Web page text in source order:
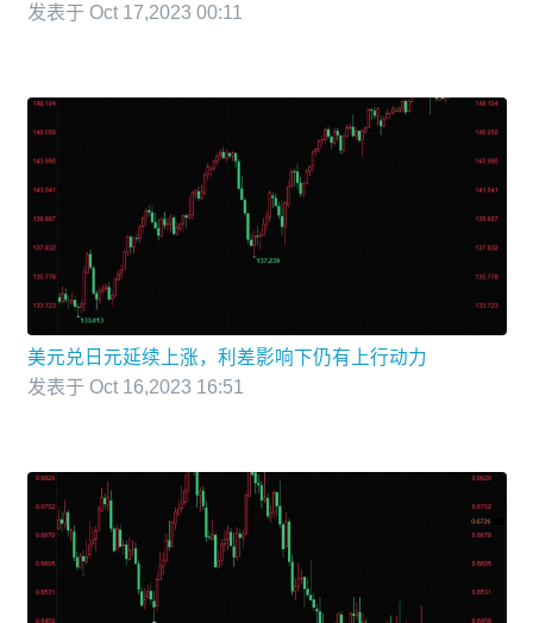
发表于 Oct 17,2023 00:11
美元兑日元延续上涨，利差影响下仍有上行动力
发表于 Oct 16,2023 16:51